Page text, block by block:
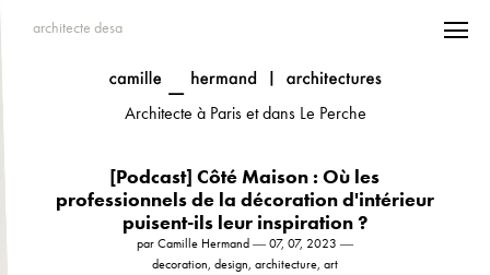
architecte desa
Architecte à Paris et dans Le Perche
[Podcast] Côté Maison : Où les
professionnels de la décoration d'intérieur
puisent-ils leur inspiration ?
par Camille Hermand ― 07, 07, 2023 ―
decoration, design, architecture, art